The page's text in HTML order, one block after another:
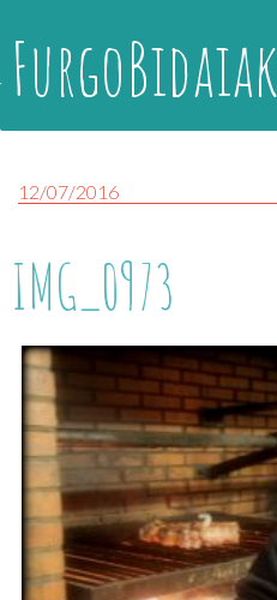
FurgoBidaiak
12/07/2016
IMG_0973